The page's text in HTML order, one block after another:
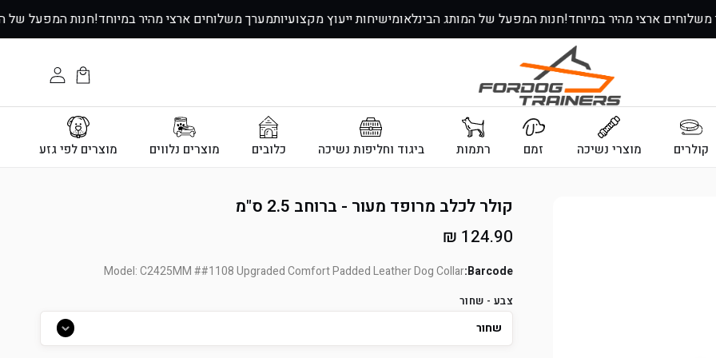
משלוחים ארצי מהיר במיוחד!חנות המפעל של המותג הבינלאומישיחות ייעוץ מקצועיותמערך משלוחים ארצי מהיר במיוחד!חנות המפעל
עגלת
הקניות
התחבר
קולרים מוצרי נשיכה זמם רתמות ביגוד וחליפות נשיכה כלובים מוצרים נלווים מוצרים לפי גזע
קולר לכלב מרופד מעור - ברוחב 2.5 ס"מ
124.90 ₪
Barcode:
Model: C2425MM ##1108 Upgraded Comfort Padded Leather Dog Collar
צבע - שחור